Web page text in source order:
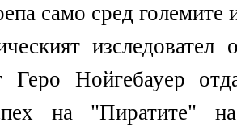
само сред големите
изследовател
Геро Нойгебауер
на "Пиратите"